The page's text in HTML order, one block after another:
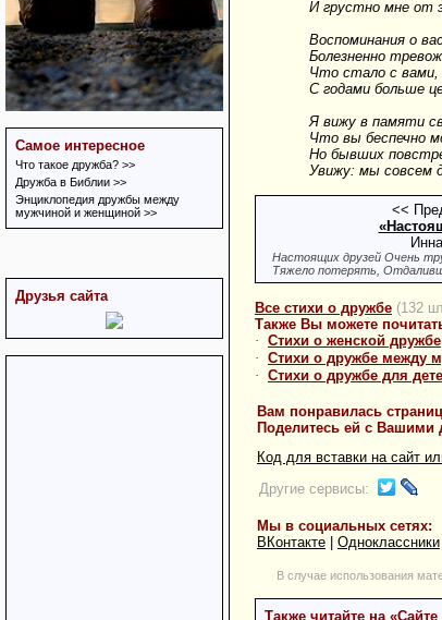
Самое интересное
Что такое дружба? >>
Дружба в Библии >>
Энциклопедия дружбы между
мужчиной и женщиной >>
Друзья сайта
И грустно мне от
Воспоминания о
Болезненно
Что стало с вами,
С годами больше
Я вижу в памяти
Что вы беспечно
Но бывших
Увижу: мы совсем
<<
Настоящих друзей Очень
Тяжело потерять,
Все стихи о дружбе (132
Также Вы можете
· Стихи о женской дружбе
· Стихи о дружбе между
· Стихи о дружбе для
Вам понравилась
Поделитесь ей с Вашими
Код для вставки на сайт
Другие сервисы:
Мы в социальных сетях:
ВКонтакте
Одноклассники
В случае использования
Также читайте на